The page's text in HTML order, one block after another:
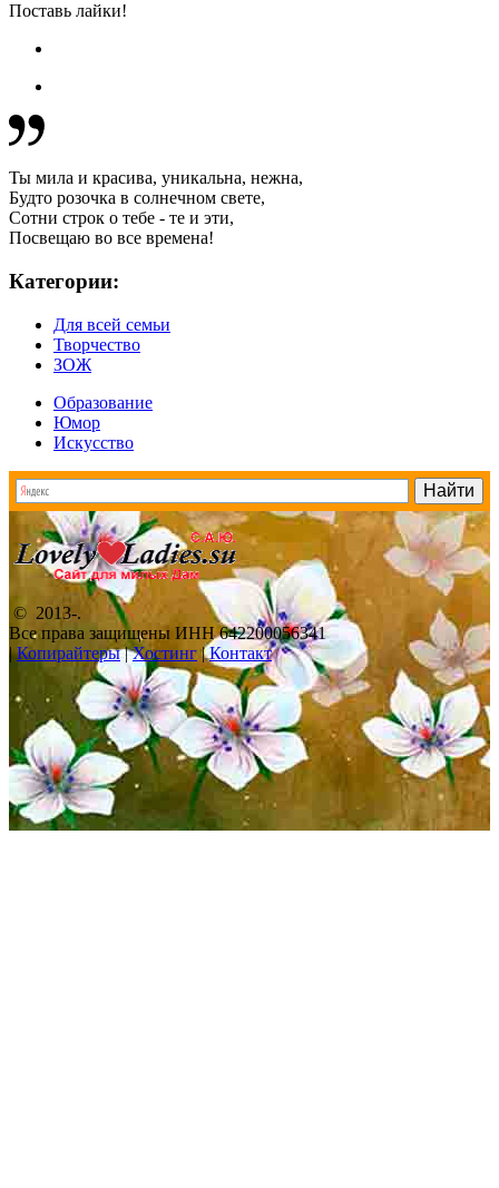
Поставь лайки!
Ты мила и красива, уникальна, нежна,
Будто розочка в солнечном свете,
Сотни строк о тебе - те и эти,
Посвещаю во все времена!
Категории:
Для всей семьи
Творчество
ЗОЖ
Образование
Юмор
Искусство
© 2013-.
Все права защищены ИНН 642200056341
|Копирайтеры|Хостинг|Контакт